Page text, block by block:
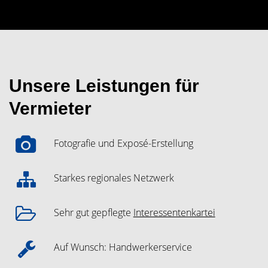
Unsere Leistungen für
Vermieter
Fotografie und Exposé-Erstellung
Starkes regionales Netzwerk
Sehr gut gepflegte Interessentenkartei
Auf Wunsch: Handwerkerservice